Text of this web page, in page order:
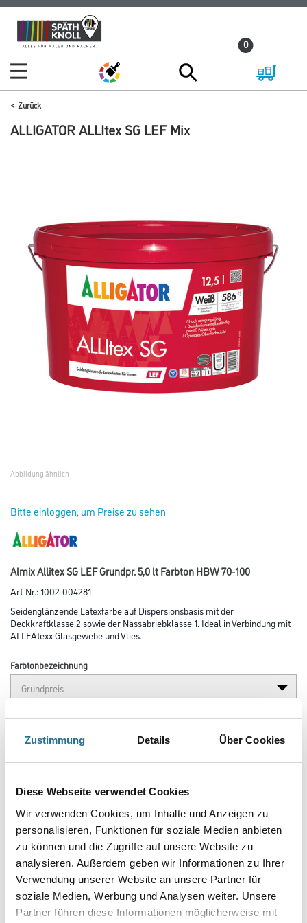
Zustimmung Details Über Cookies
Diese Webseite verwendet Cookies
Wir verwenden Cookies, um Inhalte und Anzeigen zu
personalisieren, Funktionen für soziale Medien anbieten
zu können und die Zugriffe auf unsere Website zu
analysieren. Außerdem geben wir Informationen zu Ihrer
Verwendung unserer Website an unsere Partner für
soziale Medien, Werbung und Analysen weiter. Unsere
Partner führen diese Informationen möglicherweise mit
Zum
Inhalt
Zum
Navigationsmenü
0
Zurück
ALLIGATOR ALLItex SG LEF Mix
Abbildung ähnlich
Bitte einloggen, um Preise zu sehen
Almix Allitex SG LEF Grundpr. 5,0 lt Farbton HBW 70-100
Art-Nr.:1002-004281
Seidenglänzende Latexfarbe auf Dispersionsbasis mit der
Deckkraftklasse 2 sowie der Nassabriebklasse 1. Ideal in Verbindung mit
ALLFAtexx Glasgewebe und Vlies.
Farbtonbezeichnung
Glanzgrad
Umrechnungsfaktoren